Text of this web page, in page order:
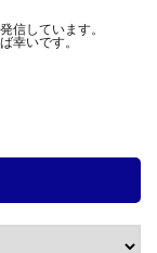
信しています。
幸いです。